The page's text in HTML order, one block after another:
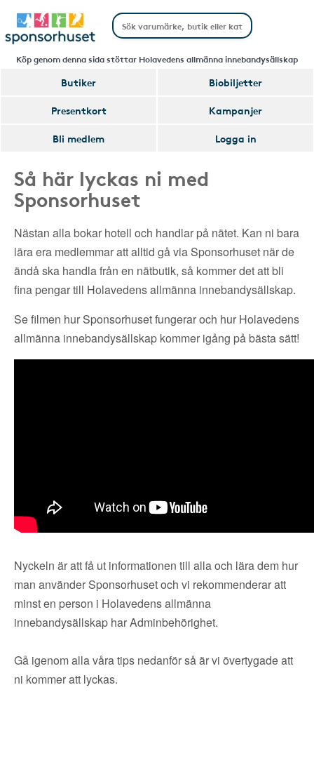
Köp genom denna sida stöttar Holavedens allmänna innebandysällskap
Butiker
Biobiljetter
Presentkort
Kampanjer
Bli medlem
Logga in
Så här lyckas ni med
Sponsorhuset
Nästan alla bokar hotell och handlar på nätet. Kan ni bara
lära era medlemmar att alltid gå via Sponsorhuset när de
ändå ska handla från en nätbutik, så kommer det att bli
fina pengar till Holavedens allmänna innebandysällskap.
Se filmen hur Sponsorhuset fungerar och hur Holavedens
allmänna innebandysällskap kommer igång på bästa sätt!
Nyckeln är att få ut informationen till alla och lära dem hur
man använder Sponsorhuset och vi rekommenderar att
minst en person i Holavedens allmänna
innebandysällskap har Adminbehörighet.
Gå igenom alla våra tips nedanför så är vi övertygade att
ni kommer att lyckas.